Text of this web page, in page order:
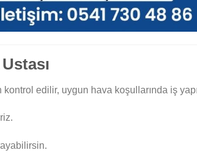
edilir, uygun hava koşullarında iş